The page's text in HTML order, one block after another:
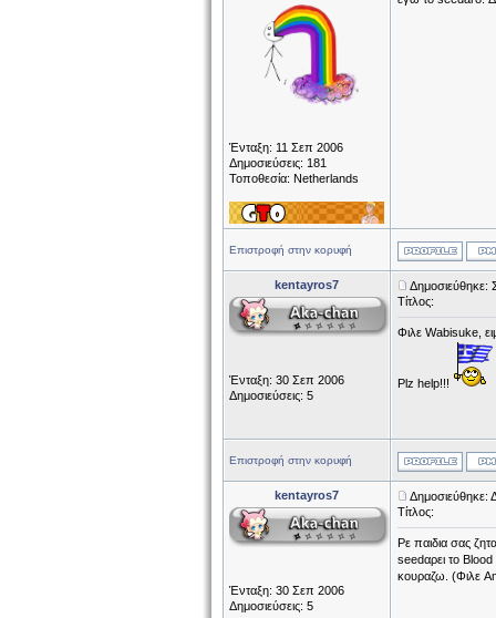
Ένταξη: 11 Σεπ 2006
Δημοσιεύσεις: 181
Τοποθεσία: Netherlands
Επιστροφή στην κορυφή
kentayros7
Ένταξη: 30 Σεπ 2006
Δημοσιεύσεις: 5
Δημοσιεύθηκε:
Τίτλος:
Φιλε Wabisuke,
Plz help!!!
Επιστροφή στην κορυφή
kentayros7
Ένταξη: 30 Σεπ 2006
Δημοσιεύσεις: 5
Δημοσιεύθηκε:
Τίτλος:
Ρε παιδια σας
seedαρει το
κουραζω. (Φιλε